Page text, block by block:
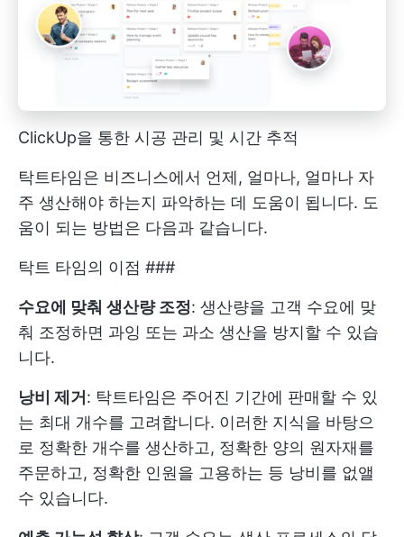
ClickUp을 통한 시공 관리 및 시간 추적
탁트타임은 비즈니스에서 언제, 얼마나, 얼마나 자
주 생산해야 하는지 파악하는 데 도움이 됩니다. 도
움이 되는 방법은 다음과 같습니다.
탁트 타임의 이점 ###
수요에 맞춰 생산량 조정: 생산량을 고객 수요에 맞
춰 조정하면 과잉 또는 과소 생산을 방지할 수 있습
니다.
낭비 제거 : 탁트타임은 주어진 기간에 판매할 수 있
는 최대 개수를 고려합니다. 이러한 지식을 바탕으
로 정확한 개수를 생산하고, 정확한 양의 원자재를
주문하고, 정확한 인원을 고용하는 등 낭비를 없앨
수 있습니다.